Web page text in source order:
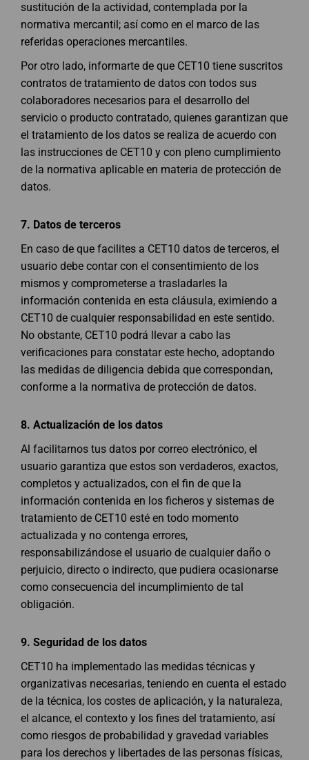
sustitución de la actividad, contemplada por la
normativa mercantil; así como en el marco de las
referidas operaciones mercantiles.
Por otro lado, informarte de que CET10 tiene suscritos
contratos de tratamiento de datos con todos sus
colaboradores necesarios para el desarrollo del
servicio o producto contratado, quienes garantizan que
el tratamiento de los datos se realiza de acuerdo con
las instrucciones de CET10 y con pleno cumplimiento
de la normativa aplicable en materia de protección de
datos.
7. Datos de terceros
En caso de que facilites a CET10 datos de terceros, el
usuario debe contar con el consentimiento de los
mismos y comprometerse a trasladarles la
información contenida en esta cláusula, eximiendo a
CET10 de cualquier responsabilidad en este sentido.
No obstante, CET10 podrá llevar a cabo las
verificaciones para constatar este hecho, adoptando
las medidas de diligencia debida que correspondan,
conforme a la normativa de protección de datos.
8. Actualización de los datos
Al facilitarnos tus datos por correo electrónico, el
usuario garantiza que estos son verdaderos, exactos,
completos y actualizados, con el fin de que la
información contenida en los ficheros y sistemas de
tratamiento de CET10 esté en todo momento
actualizada y no contenga errores,
responsabilizándose el usuario de cualquier daño o
perjuicio, directo o indirecto, que pudiera ocasionarse
como consecuencia del incumplimiento de tal
obligación.
9. Seguridad de los datos
CET10 ha implementado las medidas técnicas y
organizativas necesarias, teniendo en cuenta el estado
de la técnica, los costes de aplicación, y la naturaleza,
el alcance, el contexto y los fines del tratamiento, así
como riesgos de probabilidad y gravedad variables
para los derechos y libertades de las personas físicas,